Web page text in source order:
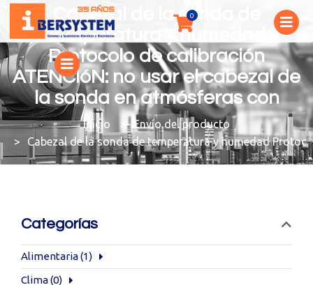
Cabezal de la sonda de
temperatura y humedad
Protocolo de calibración
ATENCIóN: no usar el cabezal de
la sonda en atmósferas con
You are here:
Envío del producto
Cabezal de la sonda de temperatura y humedad
Categorías
Alimentaria(1)
Clima(0)